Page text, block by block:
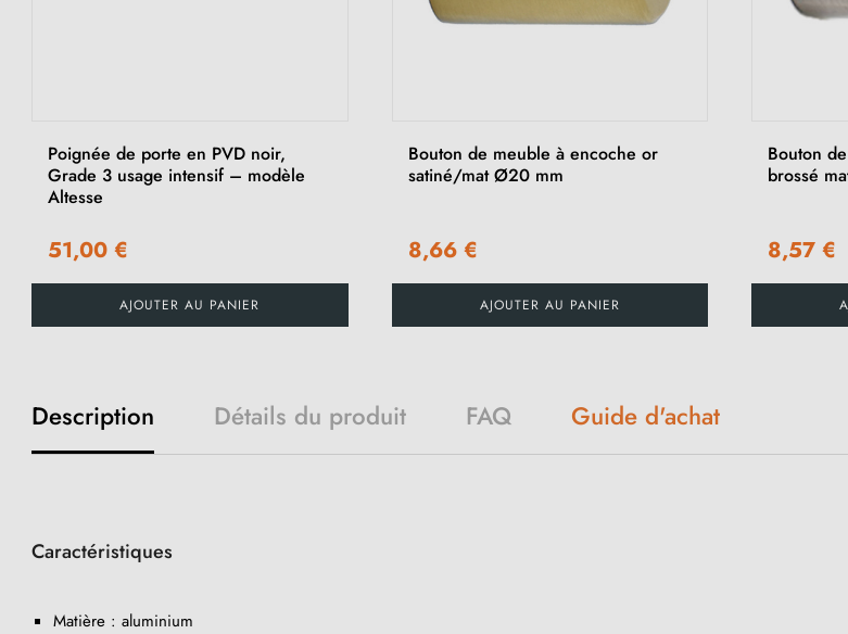
Poignée de porte en PVD noir,
Grade 3 usage intensif – modèle
Altesse
51,00 €
AJOUTER AU PANIER
Bouton de meuble à encoche or
satiné/mat Ø20 mm
8,66 €
AJOUTER AU PANIER
Bouton
brossé
8,57 €
Description Détails du produit FAQ Guide d'achat
Caractéristiques
Matière : aluminium